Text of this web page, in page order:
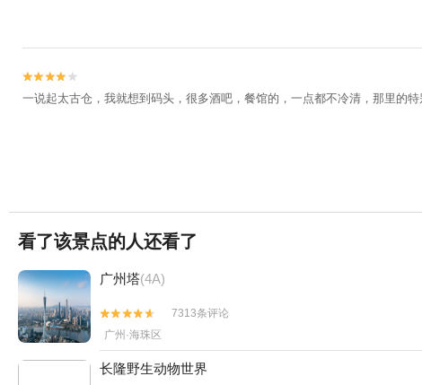


一说起太古仓，我就想到码头，很多酒吧，餐馆的，一点都不冷清，那里的
看了该景点的人还看了
广州塔(4A)


7313条评论
广州·海珠区
长隆野生动物世界